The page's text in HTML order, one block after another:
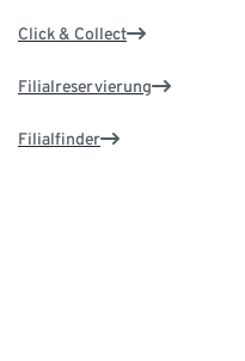
Click & Collect
Filialreservierung
Filialfinder